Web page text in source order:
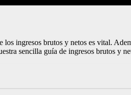
ingresos brutos y netos es vital.
sencilla guía de ingresos brutos y